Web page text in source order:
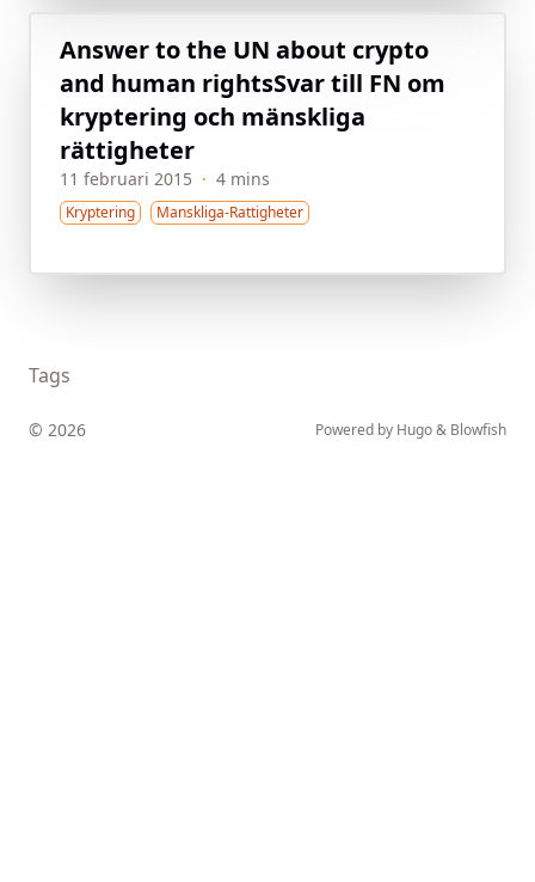
Answer to the UN about crypto
and human rightsSvar till FN om
kryptering och mänskliga
rättigheter
11 februari 2015 · 4 mins
Kryptering Manskliga-Rattigheter
Tags
© 2026 Powered by Hugo& Blowfish